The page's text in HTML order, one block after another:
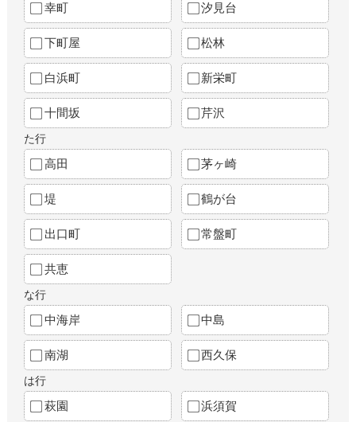
幸町 汐見台
下町屋 松林
白浜町 新栄町
十間坂 芹沢
た行
高田 茅ヶ崎
堤 鶴が台
出口町 常盤町
共恵
な行
中海岸 中島
南湖 西久保
は行
萩園 浜須賀